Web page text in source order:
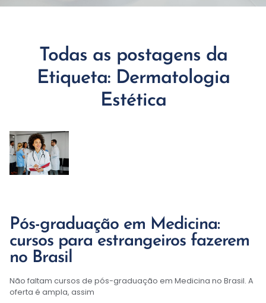
Todas as postagens da
Etiqueta: Dermatologia
Estética
Pós-graduação em Medicina:
cursos para estrangeiros fazerem
no Brasil
Não faltam cursos de pós-graduação em Medicina no Brasil. A
oferta é ampla, assim